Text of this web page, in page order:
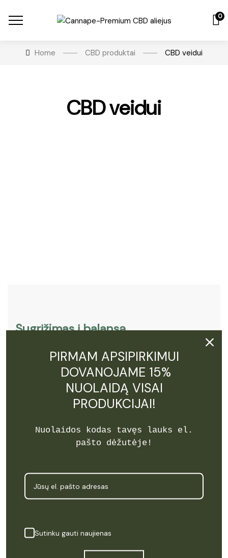
0
Home CBD produktai CBD veidui
CBD veidui
Sugrįžimas į balansą.
Užsiregistruok ir gauk 15% NUOLAIDĄ!
Pradžia
PIRMAM APSIPIRKIMUI
DOVANOJAME 15%
NUOLAIDĄ VISAI
PRODUKCIJAI!
Nuolaidos kodas tavęs lauks el.
pašto dėžutėje!
Sutinku gauti naujienas